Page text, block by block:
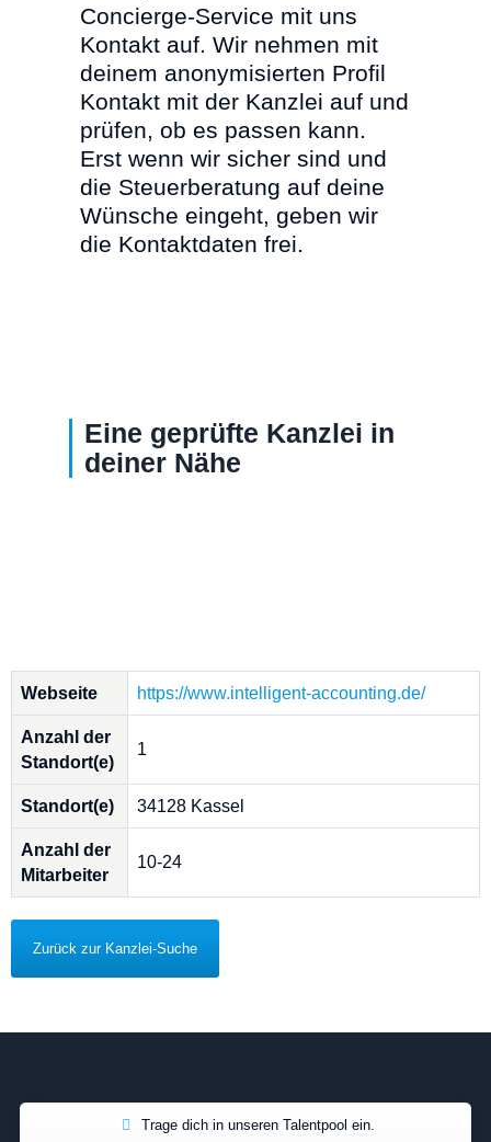
Concierge-Service mit uns
Kontakt auf. Wir nehmen mit
deinem anonymisierten Profil
Kontakt mit der Kanzlei auf und
prüfen, ob es passen kann.
Erst wenn wir sicher sind und
die Steuerberatung auf deine
Wünsche eingeht, geben wir
die Kontaktdaten frei.
Eine geprüfte Kanzlei in
deiner Nähe
Webseite https://www.intelligent-accounting.de/
Anzahl der
Standort(e)
1
Standort(e) 34128 Kassel
Anzahl der
Mitarbeiter
10-24
Zurück zur Kanzlei-Suche
Trage dich in unseren Talentpool ein.